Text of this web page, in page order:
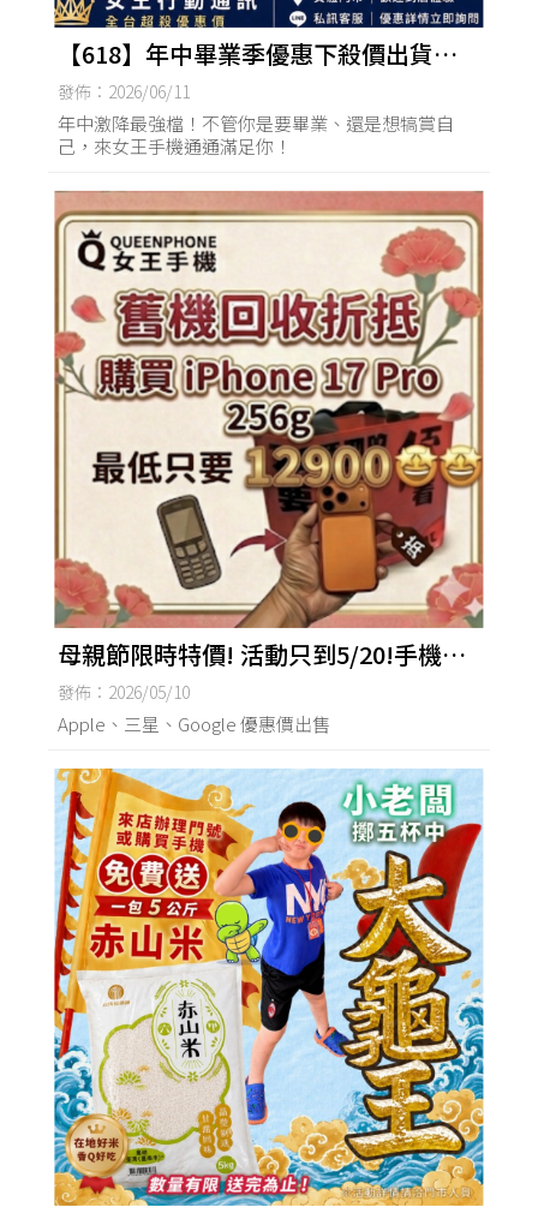
【618】年中畢業季優惠下殺價出貨，
錯過等明年！ | 台南iPhone,iPad,台南
買手機,台南手機無卡分期
發佈：2026/06/11
年中激降最強檔！不管你是要畢業、還是想犒賞自
己，來女王手機通通滿足你！
母親節限時特價! 活動只到5/20!手機青
菜賣٩(◦`꒳´◦)۶
發佈：2026/05/10
Apple、三星、Google 優惠價出售